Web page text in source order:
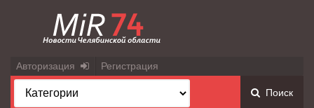
Авторизация Регистрация
Поиск